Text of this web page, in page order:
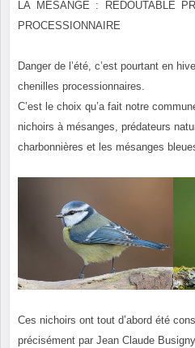
LA MÉSANGE : REDOUTABLE
PROCESSIONNAIRE
Danger de l’été, c’est pourtant en
chenilles processionnaires.
C’est le choix qu’a fait notre
nichoirs à mésanges, prédateurs
charbonnières et les mésanges
Ces nichoirs ont tout d’abord été
précisément par Jean Claude